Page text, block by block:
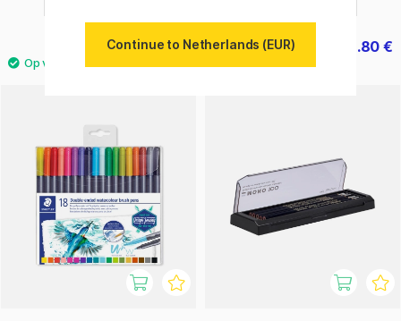
105.90 € 18.80 €
23.50 €
Continue to Netherlands (EUR)